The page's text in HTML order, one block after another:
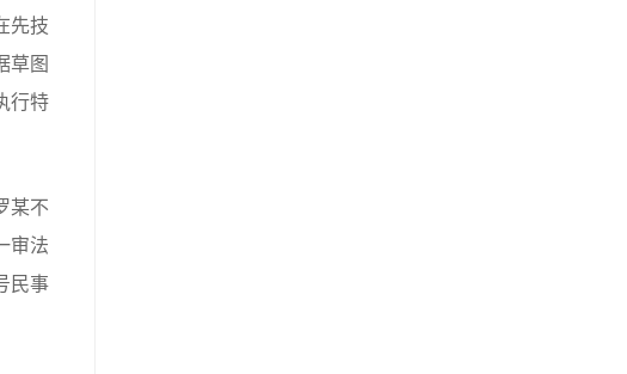
先技
草图
行特
某不
审法
民事